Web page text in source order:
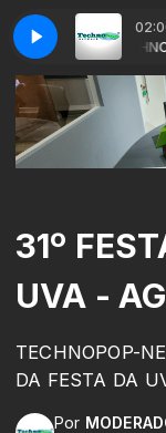
TECHNOPOP
(Radio Edit)
DJ PARCEIRO(A)
31º
UVA -
TECHNOPOP-
DA FESTA DA
Por